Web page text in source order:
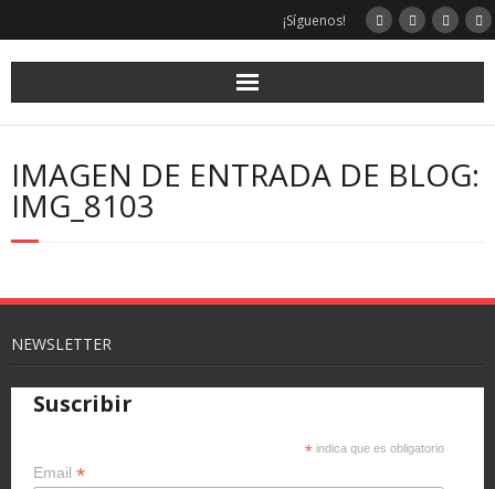
¡Síguenos!
IMAGEN DE ENTRADA DE BLOG:
IMG_8103
NEWSLETTER
Suscribir
* indica que es obligatorio
Email *